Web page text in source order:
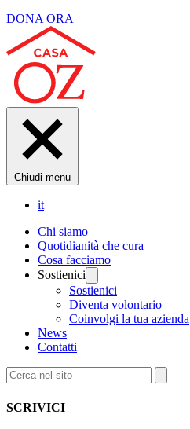
DONA ORA
Chiudi menu
it
Chi siamo
Quotidianità che cura
Cosa facciamo
Sostienici
Sostienici
Diventa volontario
Coinvolgi la tua azienda
News
Contatti
SCRIVICI